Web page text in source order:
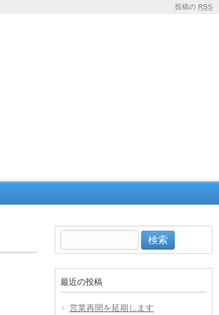
投稿の RSS
索:
最近の投稿
営業再開を延期します